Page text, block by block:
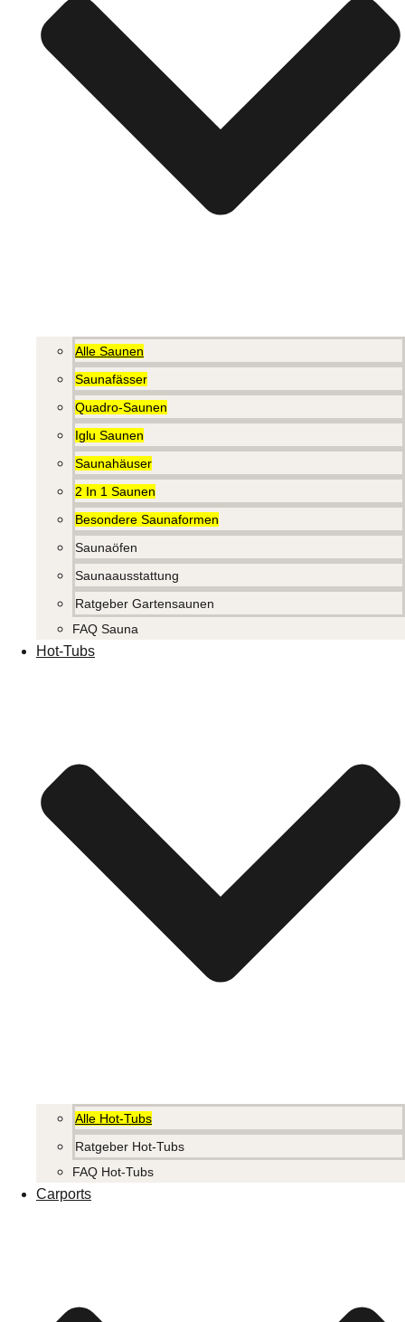
Alle Saunen
Saunafässer
Quadro-Saunen
Iglu Saunen
Saunahäuser
2 In 1 Saunen
Besondere Saunaformen
Saunaöfen
Saunaausstattung
Ratgeber Gartensaunen
FAQ Sauna
Hot-Tubs
Alle Hot-Tubs
Ratgeber Hot-Tubs
FAQ Hot-Tubs
Carports